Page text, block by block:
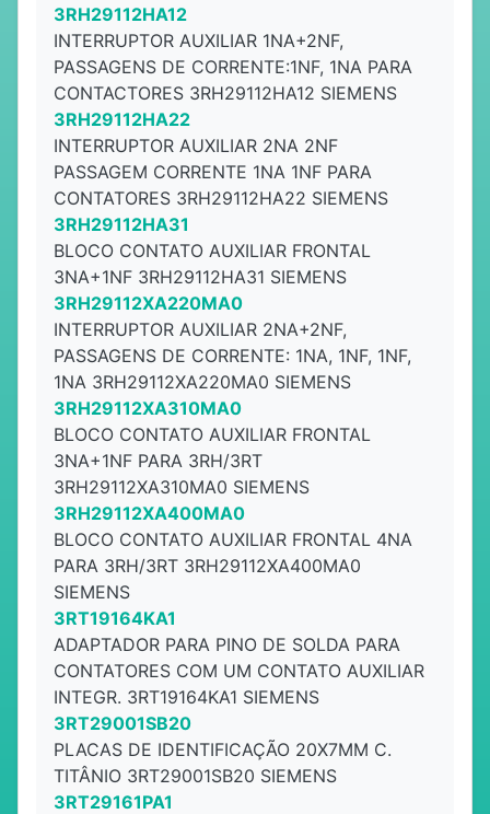
3RH29112HA12
INTERRUPTOR AUXILIAR 1NA+2NF,
PASSAGENS DE CORRENTE:1NF, 1NA PARA
CONTACTORES 3RH29112HA12 SIEMENS
3RH29112HA22
INTERRUPTOR AUXILIAR 2NA 2NF
PASSAGEM CORRENTE 1NA 1NF PARA
CONTATORES 3RH29112HA22 SIEMENS
3RH29112HA31
BLOCO CONTATO AUXILIAR FRONTAL
3NA+1NF 3RH29112HA31 SIEMENS
3RH29112XA220MA0
INTERRUPTOR AUXILIAR 2NA+2NF,
PASSAGENS DE CORRENTE: 1NA, 1NF, 1NF,
1NA 3RH29112XA220MA0 SIEMENS
3RH29112XA310MA0
BLOCO CONTATO AUXILIAR FRONTAL
3NA+1NF PARA 3RH/3RT
3RH29112XA310MA0 SIEMENS
3RH29112XA400MA0
BLOCO CONTATO AUXILIAR FRONTAL 4NA
PARA 3RH/3RT 3RH29112XA400MA0
SIEMENS
3RT19164KA1
ADAPTADOR PARA PINO DE SOLDA PARA
CONTATORES COM UM CONTATO AUXILIAR
INTEGR. 3RT19164KA1 SIEMENS
3RT29001SB20
PLACAS DE IDENTIFICAÇÃO 20X7MM C.
TITÂNIO 3RT29001SB20 SIEMENS
3RT29161PA1